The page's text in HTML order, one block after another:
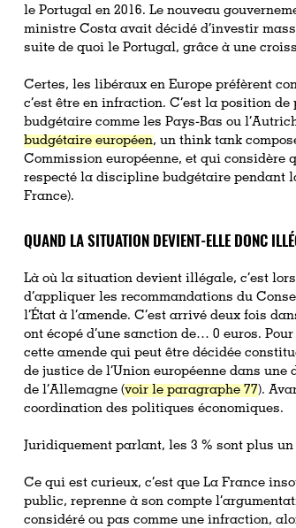
le Portugal en 2016. Le nouveau
ministre Costa avait décidé d’investir
suite de quoi le Portugal, grâce à une
Certes, les libéraux en Europe préfèrent
c’est être en infraction. C’est la position
budgétaire comme les Pays-Bas ou
budgétaire européen, un think tank
Commission européenne, et qui considère
respecté la discipline budgétaire pendant
France).
QUAND LA SITUATION DEVIENT-ELLE DONC
Là où la situation devient illégale, c’est
d’appliquer les recommandations du
l’État à l’amende. C’est arrivé deux fois
ont écopé d’une sanction de… 0 euros.
cette amende qui peut être décidée
de justice de l’Union européenne dans
de l’Allemagne (voir le paragraphe 77).
coordination des politiques économiques.
Juridiquement parlant, les 3 % sont plus
Ce qui est curieux, c’est que La France
public, reprenne à son compte
considéré ou pas comme une infraction,